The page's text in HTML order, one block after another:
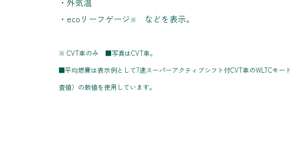
・ecoリーフゲージ※ などを表示。
※ CVT車のみ ■写真はCVT車。
■平均燃費は表示例として7速スーパーアクティブシフト付CVT車のWLTCモー
査値）の数値を使用しています。